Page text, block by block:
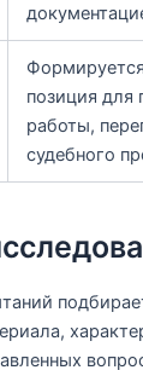
позиция для
работы,
судебного